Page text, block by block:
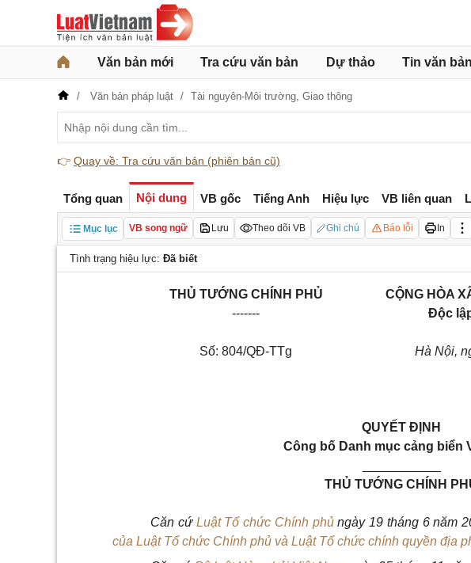
Văn bản mới Tra cứu văn bản Dự thảo Tin văn
Văn bản pháp luật Tài nguyên-Môi trường, Giao thông
👉 Quay về: Tra cứu văn bản (phiên bản cũ)
Tổng quan Nội dung VB gốc Tiếng Anh Hiệu lực VB liên quan
Mục lục VB song ngữ Lưu Theo dõi VB Ghi chú Báo lỗi In
Tình trạng hiệu lực: Đã biết
THỦ TƯỚNG CHÍNH PHỦ
-------
CỘNG HÒA
Độc
Số: 804/QĐ-TTg Hà Nội,
QUYẾT ĐỊNH
Công bố Danh mục cảng biển
THỦ TƯỚNG CHÍNH
Căn cứ Luật Tổ chức Chính phủngày 19 tháng 6 năm
của Luật Tổ chức Chính phủ và Luật Tổ chức chính quyền địa